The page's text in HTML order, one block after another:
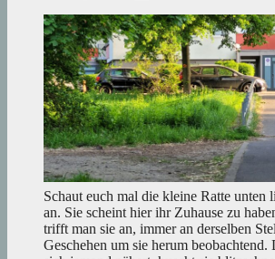
Schaut euch mal die kleine Ratte unten
an. Sie scheint hier ihr Zuhause zu
trifft man sie an, immer an derselben
Geschehen um sie herum beobachtend.